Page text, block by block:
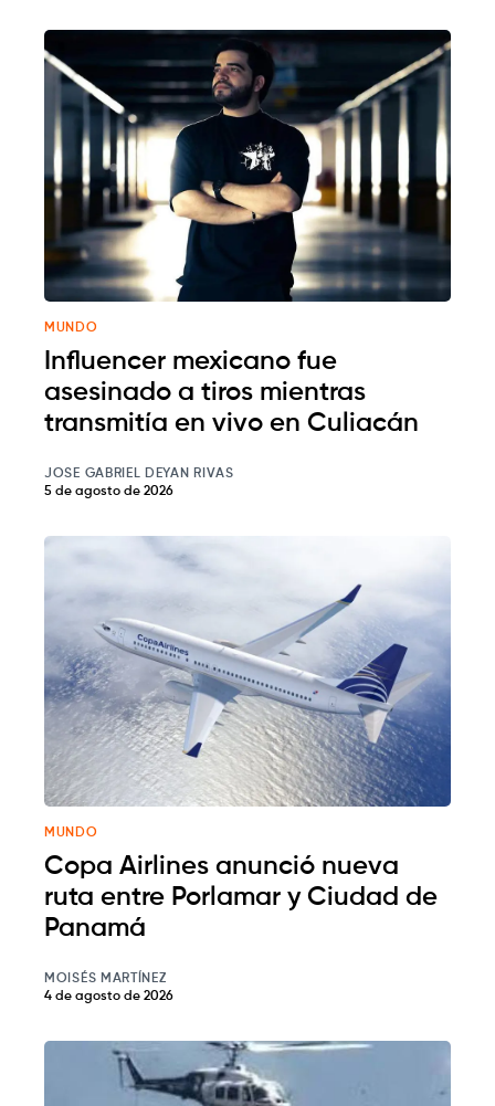
MUNDO
Influencer mexicano fue
asesinado a tiros mientras
transmitía en vivo en Culiacán
JOSE GABRIEL DEYAN RIVAS
5 de agosto de 2026
MUNDO
Copa Airlines anunció nueva
ruta entre Porlamar y Ciudad de
Panamá
MOISÉS MARTÍNEZ
4 de agosto de 2026